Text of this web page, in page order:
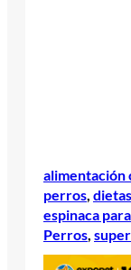
alimentación
perros
espinaca
Perros